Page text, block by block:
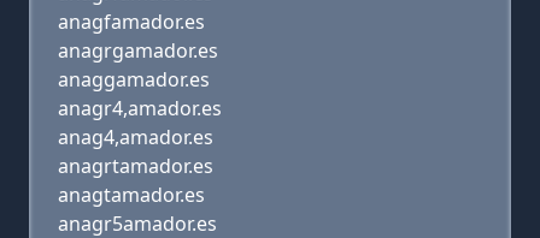
anagfamador.es
anagrgamador.es
anaggamador.es
anagr4,amador.es
anag4,amador.es
anagrtamador.es
anagtamador.es
anagr5amador.es